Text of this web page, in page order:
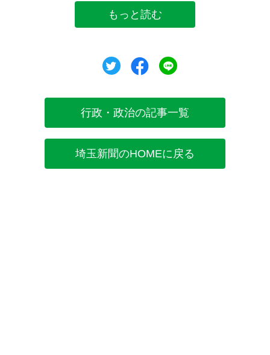
もっと読む
ツイートシェア
行政・政治の記事一覧
埼玉新聞のHOMEに戻る